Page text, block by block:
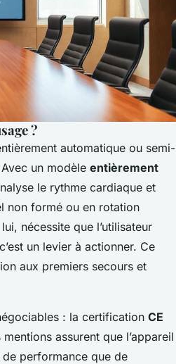
?
automatique ou semi-
un modèle entièrement
le rythme cardiaque et
non formé ou en rotation
nécessite que l’utilisateur
un levier à actionner. Ce
aux premiers secours et
: la certification CE
mentions assurent que l’appareil
performance que de